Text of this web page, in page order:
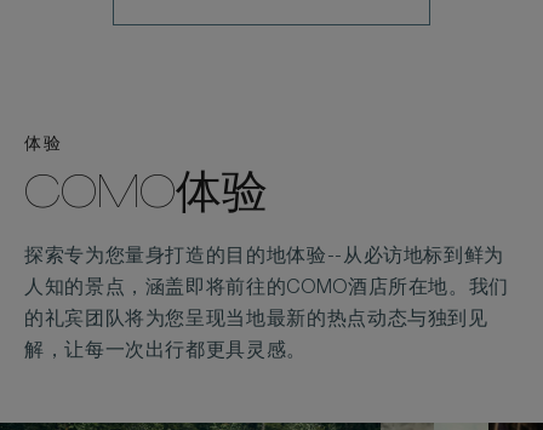
体验
COMO体验
探索专为您量身打造的目的地体验--从必访地标到鲜为
人知的景点，涵盖即将前往的COMO酒店所在地。我们
的礼宾团队将为您呈现当地最新的热点动态与独到见
解，让每一次出行都更具灵感。